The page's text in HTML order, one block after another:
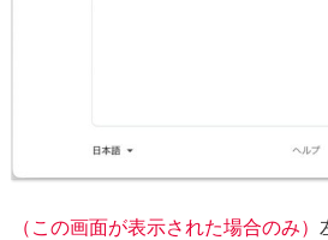
（この画面が表示された場合のみ）